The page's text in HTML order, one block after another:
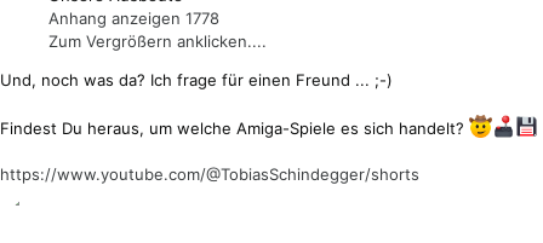
Anhang anzeigen 1778
Zum Vergrößern anklicken....
Und, noch was da? Ich frage für einen Freund ... ;-)
Findest Du heraus, um welche Amiga-Spiele es sich handelt?
https://www.youtube.com/@TobiasSchindegger/shorts